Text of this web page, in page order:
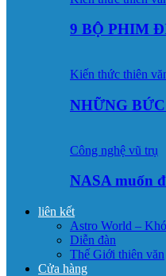
9 BỘ PHIM
Kiến thức thiên
NHỮNG
Công nghệ vũ trụ
NASA muốn
liên kết
Astro World –
Diễn đàn
Thế Giới thiên văn
Cửa hàng